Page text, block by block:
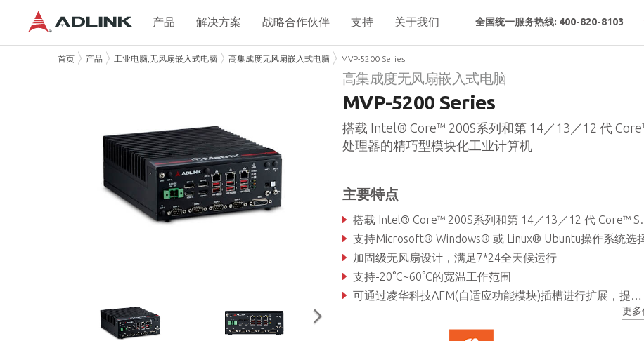
全国统一服务热线: 400-820-8103
产品 解决方案 战略合作伙伴 支持 关于我们
首页 产品 工业电脑,无风扇嵌入式电脑 高集成度无风扇嵌入式电脑 MVP-5200 Series
高集成度无风扇嵌入式电脑
MVP-5200 Series
搭载 Intel® Core™ 200S系列和第 14／13／12 代
处理器的精巧型模块化工业计算机
主要特点
搭载 Intel® Core™ 200S系列和第 14／13／12 代 Core™ Socket-type 处理器（LGA 1700）
支持Microsoft® Windows® 或 Linux® Ubuntu操作系统选
加固级无风扇设计，满足7*24全天候运行
支持-20°C~60°C的宽温工作范围
可通过凌华科技AFM(自适应功能模块)插槽进行扩展，提供自定义的I/O接口分布并快速满足特定应用的需求
更多